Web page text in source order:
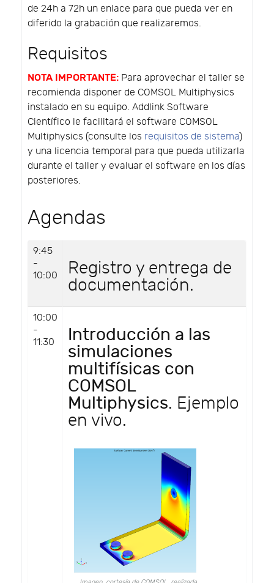
de 24h a 72h un enlace para que pueda ver en
diferido la grabación que realizaremos.
Requisitos
NOTA IMPORTANTE: Para aprovechar el taller se
recomienda disponer de COMSOL Multiphysics
instalado en su equipo. Addlink Software
Científico le facilitará el software COMSOL
Multiphysics (consulte los requisitos de sistema)
y una licencia temporal para que pueda utilizarla
durante el taller y evaluar el software en los días
posteriores.
Agendas
9:45
-
10:00
Registro y entrega de
documentación.
10:00
-
11:30
Introducción a las
simulaciones
multifísicas con
COMSOL
Multiphysics. Ejemplo
en vivo.